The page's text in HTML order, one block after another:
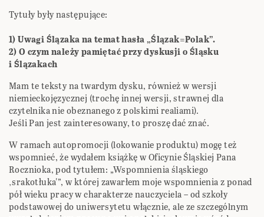
Tytuły były następujące:
1) Uwagi Ślązaka na temat hasła „Ślązak=Polak”.
2) O czym należy pamiętać przy dyskusji o Śląsku
i Ślązakach
Mam te teksty na twardym dysku, również w wersji
niemieckojęzycznej (trochę innej wersji, strawnej dla
czytelnika nie obeznanego z polskimi realiami).
Jeśli Pan jest zainteresowany, to proszę dać znać.
W ramach autopromocji (lokowanie produktu) mogę też
wspomnieć, że wydałem książkę w Oficynie Śląskiej Pana
Rocznioka, pod tytułem: „Wspomnienia śląskiego
‚srakotłuka'”, w której zawarłem moje wspomnienia z ponad
pół wieku pracy w charakterze nauczyciela – od szkoły
podstawowej do uniwersytetu włącznie, ale ze szczególnym